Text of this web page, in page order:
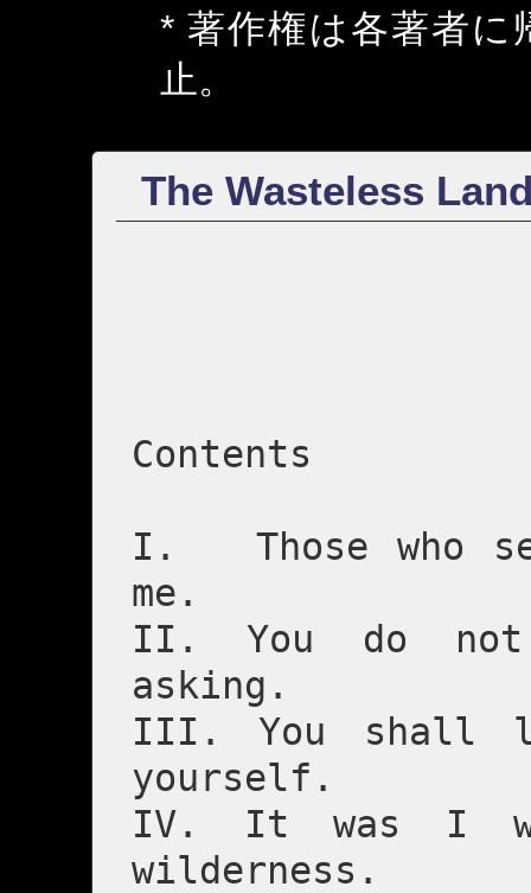
* 著作権は各著者に
止。
The Wasteless
Contents
I. Those who
me.
II. You do not
asking.
III. You shall
yourself.
IV. It was I
wilderness.